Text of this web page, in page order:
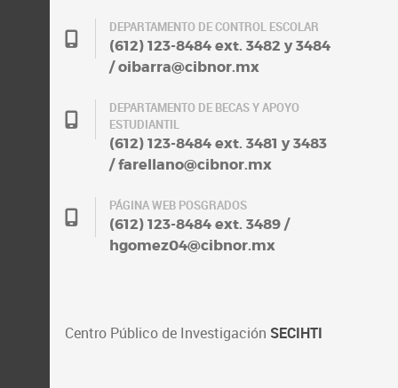
DEPARTAMENTO DE CONTROL ESCOLAR
(612) 123-8484 ext. 3482 y 3484
/ oibarra@cibnor.mx
DEPARTAMENTO DE BECAS Y APOYO
ESTUDIANTIL
(612) 123-8484 ext. 3481 y 3483
/ farellano@cibnor.mx
PÁGINA WEB POSGRADOS
(612) 123-8484 ext. 3489 /
hgomez04@cibnor.mx
Centro Público de Investigación SECIHTI